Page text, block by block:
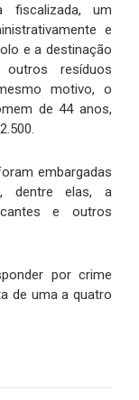
fiscalizada, um
e
e a destinação
resíduos
motivo, o
de 44 anos,
embargadas
dentre elas, a
e outros
por crime
de uma a quatro